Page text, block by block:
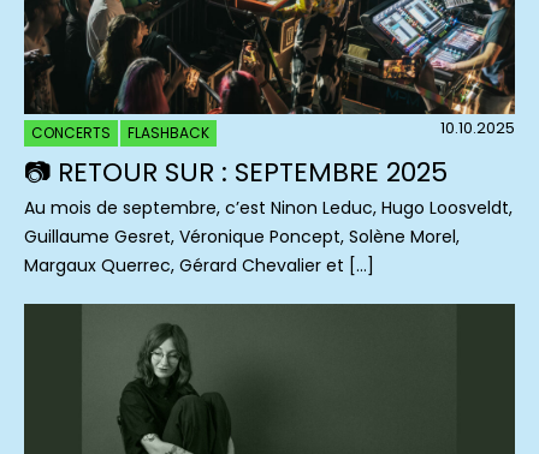
CONCERTS FLASHBACK 10.10.2025
📷 RETOUR SUR : SEPTEMBRE 2025
Au mois de septembre, c’est Ninon Leduc, Hugo Loosveldt,
Guillaume Gesret, Véronique Poncept, Solène Morel,
Margaux Querrec, Gérard Chevalier et […]